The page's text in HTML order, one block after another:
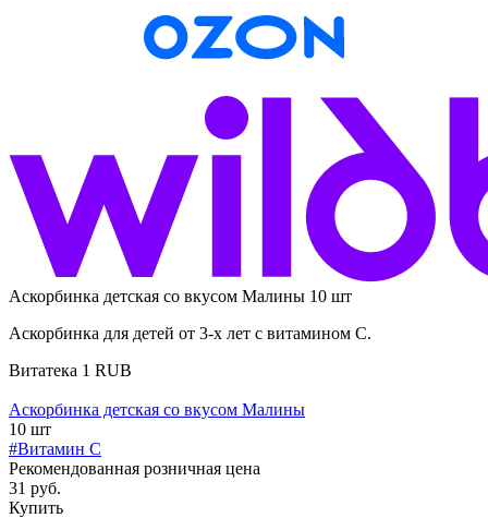
Аскорбинка детская со вкусом Малины 10 шт
Аскорбинка для детей от 3-х лет с витамином С.
Витатека 1 RUB
Аскорбинка детская со вкусом Малины
10 шт
#Витамин C
Рекомендованная розничная цена
31 руб.
Купить